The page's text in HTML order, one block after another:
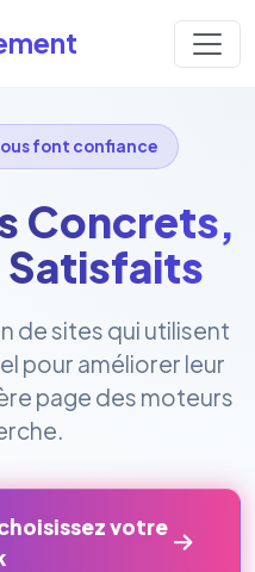
font confiance
Concrets,
Satisfaits
de sites qui utilisent
pour améliorer leur
page des moteurs
votre